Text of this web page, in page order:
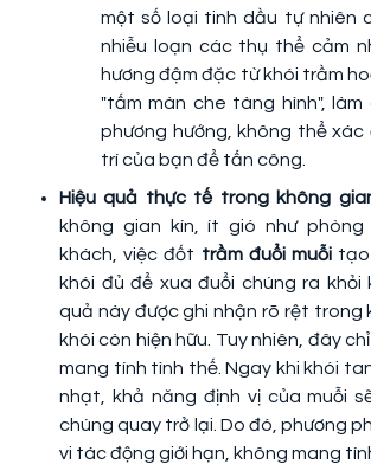
một số loại tinh dầu tự nhiên
nhiễu loạn các thụ thể cảm
hương đậm đặc từ khói trầm
"tấm màn che tàng hình", làm
phương hướng, không thể xác
trí của bạn để tấn công.
Hiệu quả thực tế trong không
không gian kín, ít gió như phòng
khách, việc đốt trầm đuổi muỗi
khói đủ để xua đuổi chúng ra khỏi
quả này được ghi nhận rõ rệt trong
khói còn hiện hữu. Tuy nhiên, đây
mang tính tình thế. Ngay khi khói
nhạt, khả năng định vị của muỗi
chúng quay trở lại. Do đó, phương
vi tác động giới hạn, không mang